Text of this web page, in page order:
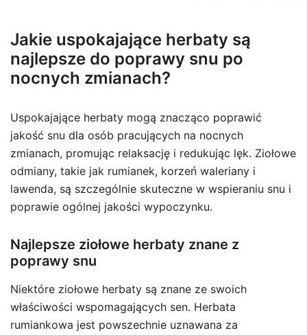
Jakie uspokajające herbaty są
najlepsze do poprawy snu po
nocnych zmianach?
Uspokajające herbaty mogą znacząco poprawić
jakość snu dla osób pracujących na nocnych
zmianach, promując relaksację i redukując lęk. Ziołowe
odmiany, takie jak rumianek, korzeń waleriany i
lawenda, są szczególnie skuteczne w wspieraniu snu i
poprawie ogólnej jakości wypoczynku.
Najlepsze ziołowe herbaty znane z
poprawy snu
Niektóre ziołowe herbaty są znane ze swoich
właściwości wspomagających sen. Herbata
rumiankowa jest powszechnie uznawana za